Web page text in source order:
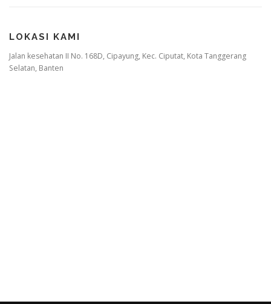
LOKASI KAMI
Jalan kesehatan II No. 168D, Cipayung, Kec. Ciputat, Kota Tanggerang
Selatan, Banten